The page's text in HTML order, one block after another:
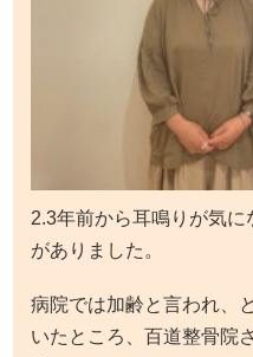
2.3年前から耳鳴りが気
がありました。
病院では加齢と言われ、
いたところ、百道整骨院